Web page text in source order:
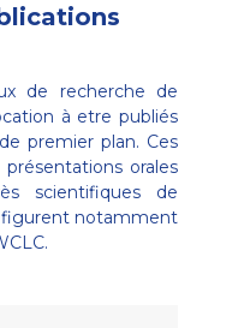
de recherche de
à etre publiés
premier plan. Ces
orales
scientifiques de
figurent notamment